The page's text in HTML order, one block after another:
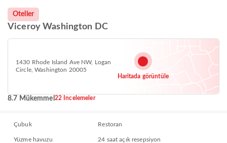
Oteller
Viceroy Washington DC
1430 Rhode Island Ave NW, Logan
Circle, Washington 20005
Haritada görüntüle
8.7 Mükemmel 22 Incelemeler
Çubuk Restoran
Yüzme havuzu 24 saat açık resepsiyon